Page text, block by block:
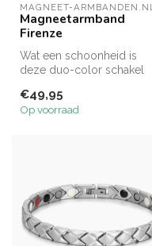
MAGNEET-ARMBANDEN.NL
Magneetarmband
Firenze
Wat een schoonheid is
deze duo-color schakel
en witte st...
€49,95
Op voorraad